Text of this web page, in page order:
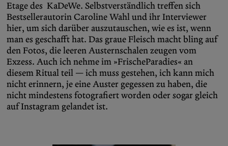
Etage des KaDeWe. Selbstverständlich treffen sich
Bestsellerautorin Caroline Wahl und ihr Interviewer
hier, um sich darüber auszutauschen, wie es ist, wenn
man es geschafft hat. Das graue Fleisch macht bling auf
den Fotos, die leeren Austernschalen zeugen vom
Exzess. Auch ich nehme im »FrischeParadies« an
diesem Ritual teil — ich muss gestehen, ich kann mich
nicht erinnern, je eine Auster gegessen zu haben, die
nicht mindestens fotografiert worden oder sogar gleich
auf Instagram gelandet ist.